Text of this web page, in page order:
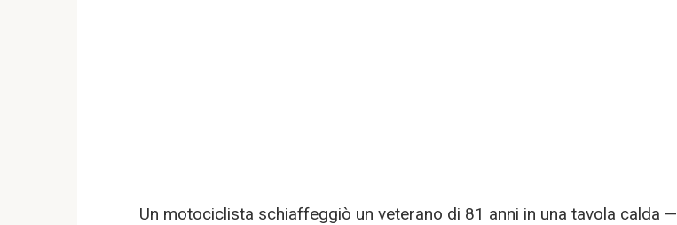
Un motociclista schiaffeggiò un veterano di 81 anni in una tavola calda —